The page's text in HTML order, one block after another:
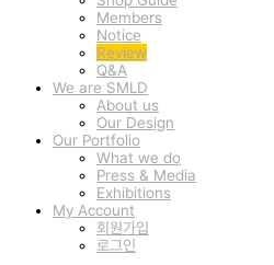
Members
Notice
Review
Q&A
We are SMLD
About us
Our Design
Our Portfolio
What we do
Press & Media
Exhibitions
My Account
회원가입
로그인